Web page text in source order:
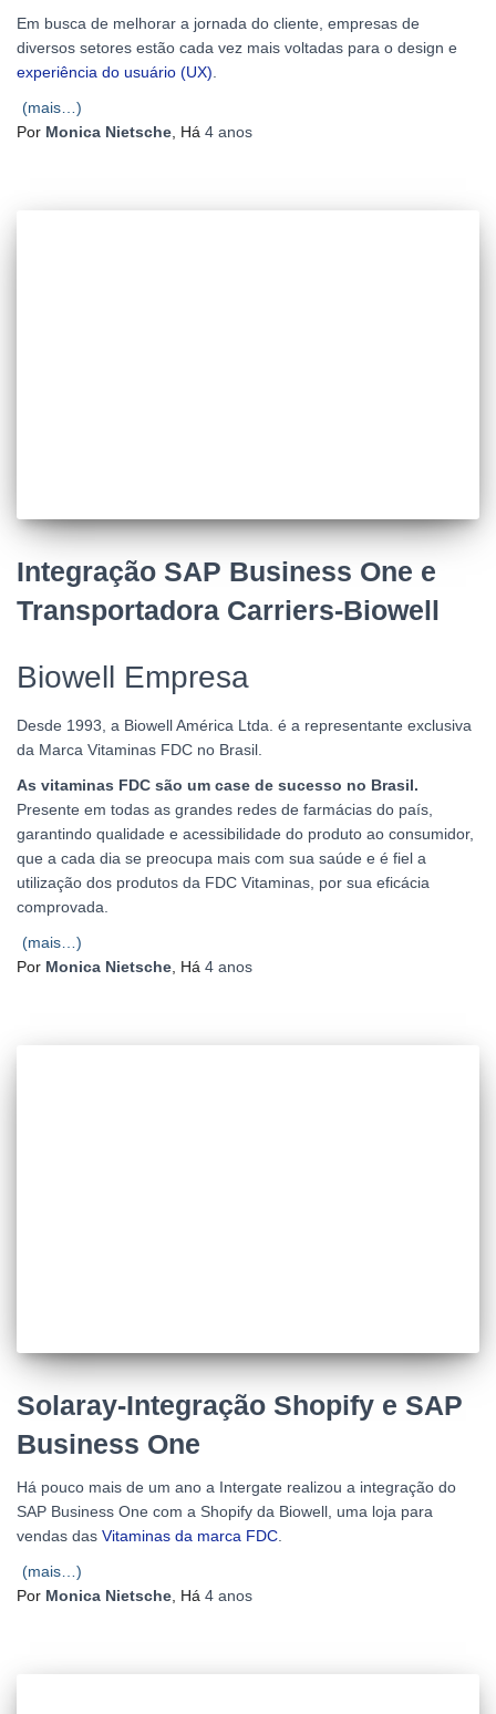
Em busca de melhorar a jornada do cliente, empresas de
diversos setores estão cada vez mais voltadas para o design e
experiência do usuário (UX)
(mais…)
Por Monica Nietsche , Há 4 anos
Integração SAP Business One e
Transportadora Carriers-Biowell
Biowell Empresa
Desde 1993, a Biowell América Ltda. é a representante exclusiva
da Marca Vitaminas FDC no Brasil.
As vitaminas FDC são um case de sucesso no Brasil.
Presente em todas as grandes redes de farmácias do país,
garantindo qualidade e acessibilidade do produto ao consumidor,
que a cada dia se preocupa mais com sua saúde e é fiel a
utilização dos produtos da FDC Vitaminas, por sua eficácia
comprovada.
(mais…)
Por Monica Nietsche , Há 4 anos
Solaray-Integração Shopify e SAP
Business One
Há pouco mais de um ano a Intergate realizou a integração do
SAP Business One com a Shopify da Biowell, uma loja para
vendas das Vitaminas da marca FDC.
(mais…)
Por Monica Nietsche, Há 4 anos